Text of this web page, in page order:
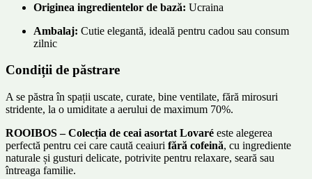
Originea ingredientelor de bază: Ucraina
Ambalaj: Cutie elegantă, ideală pentru cadou sau consum
zilnic
Condiții de păstrare
A se păstra în spații uscate, curate, bine ventilate, fără mirosuri
stridente, la o umiditate a aerului de maximum 70%.
ROOIBOS – Colecția de ceai asortat Lovaré este alegerea
perfectă pentru cei care caută ceaiuri fără cofeină, cu ingrediente
naturale și gusturi delicate, potrivite pentru relaxare, seară sau
întreaga familie.